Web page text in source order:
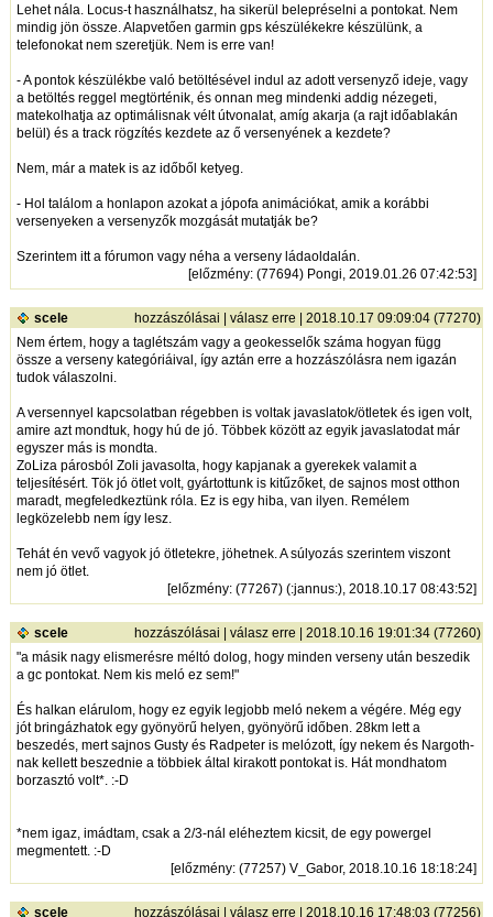
Lehet nála. Locus-t használhatsz, ha sikerül belepréselni a pontokat. Nem
mindig jön össze. Alapvetően garmin gps készülékekre készülünk, a
telefonokat nem szeretjük. Nem is erre van!
- A pontok készülékbe való betöltésével indul az adott versenyző ideje, vagy
a betöltés reggel megtörténik, és onnan meg mindenki addig nézegeti,
matekolhatja az optimálisnak vélt útvonalat, amíg akarja (a rajt időablakán
belül) és a track rögzítés kezdete az ő versenyének a kezdete?
Nem, már a matek is az időből ketyeg.
- Hol találom a honlapon azokat a jópofa animációkat, amik a korábbi
versenyeken a versenyzők mozgását mutatják be?
Szerintem itt a fórumon vagy néha a verseny ládaoldalán.
[előzmény: (77694) Pongi, 2019.01.26 07:42:53]
scele hozzászólásai |válasz erre | 2018.10.17 09:09:04 (77270)
Nem értem, hogy a taglétszám vagy a geokesselők száma hogyan függ
össze a verseny kategóriáival, így aztán erre a hozzászólásra nem igazán
tudok válaszolni.
A versennyel kapcsolatban régebben is voltak javaslatok/ötletek és igen volt,
amire azt mondtuk, hogy hú de jó. Többek között az egyik javaslatodat már
egyszer más is mondta.
ZoLiza párosból Zoli javasolta, hogy kapjanak a gyerekek valamit a
teljesítésért. Tök jó ötlet volt, gyártottunk is kitűzőket, de sajnos most otthon
maradt, megfeledkeztünk róla. Ez is egy hiba, van ilyen. Remélem
legközelebb nem így lesz.
Tehát én vevő vagyok jó ötletekre, jöhetnek. A súlyozás szerintem viszont
nem jó ötlet.
[előzmény: (77267) (:jannus:), 2018.10.17 08:43:52]
scele hozzászólásai |válasz erre | 2018.10.16 19:01:34 (77260)
"a másik nagy elismerésre méltó dolog, hogy minden verseny után beszedik
a gc pontokat. Nem kis meló ez sem!"
És halkan elárulom, hogy ez egyik legjobb meló nekem a végére. Még egy
jót bringázhatok egy gyönyörű helyen, gyönyörű időben. 28km lett a
beszedés, mert sajnos Gusty és Radpeter is melózott, így nekem és Nargoth-
nak kellett beszednie a többiek által kirakott pontokat is. Hát mondhatom
borzasztó volt*. :-D
*nem igaz, imádtam, csak a 2/3-nál eléheztem kicsit, de egy powergel
megmentett. :-D
[előzmény: (77257) V_Gabor, 2018.10.16 18:18:24]
scele hozzászólásai |válasz erre | 2018.10.16 17:48:03 (77256)